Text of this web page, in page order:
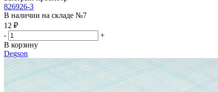
826926-3
В наличии на складе №7
12 ₽
-
+
В корзину
Degson